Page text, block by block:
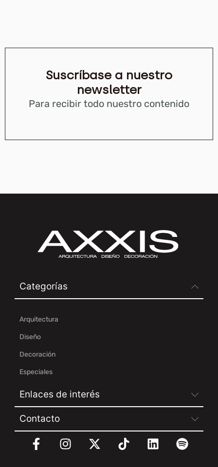
Suscríbase a nuestro
newsletter
Para recibir todo nuestro contenido
Categorías
Arquitectura
Diseño
Decoración
Especiales
Enlaces de interés
Contacto